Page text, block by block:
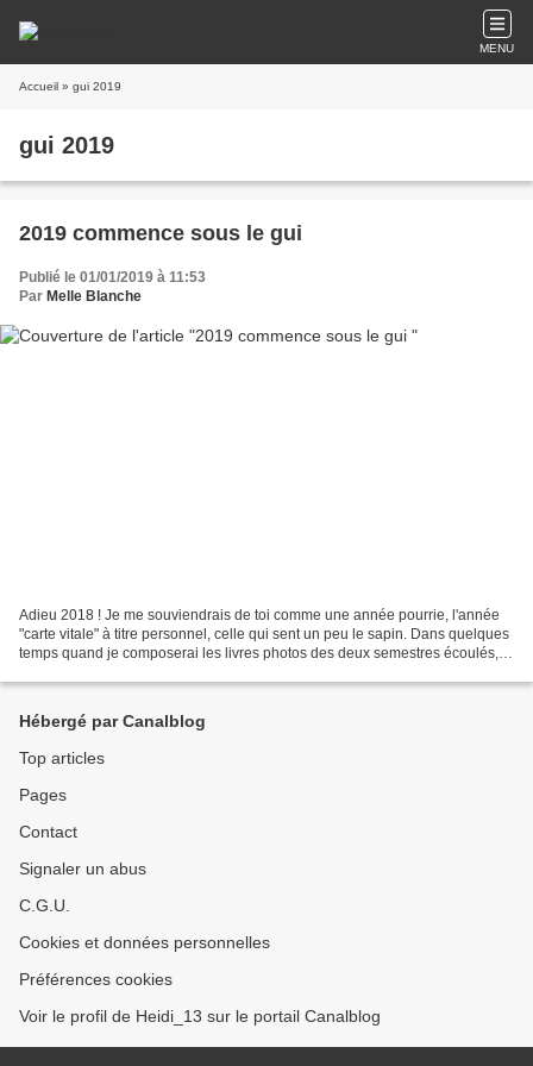
MENU
Accueil » gui 2019
gui 2019
2019 commence sous le gui
Publié le 01/01/2019 à 11:53
Par Melle Blanche
Adieu 2018 ! Je me souviendrais de toi comme une année pourrie, l'année
"carte vitale" à titre personnel, celle qui sent un peu le sapin. Dans quelques
temps quand je composerai les livres photos des deux semestres écoulés, je
Hébergé par Canalblog
Top articles
Pages
Contact
Signaler un abus
C.G.U.
Cookies et données personnelles
Préférences cookies
Voir le profil de Heidi_13 sur le portail Canalblog